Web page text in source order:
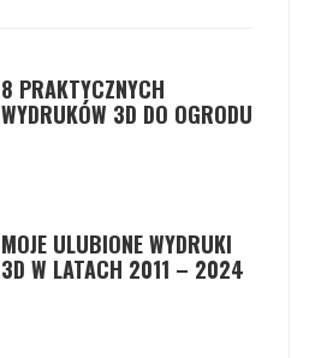
8 PRAKTYCZNYCH
WYDRUKÓW 3D DO OGRODU
MOJE ULUBIONE WYDRUKI
3D W LATACH 2011 – 2024